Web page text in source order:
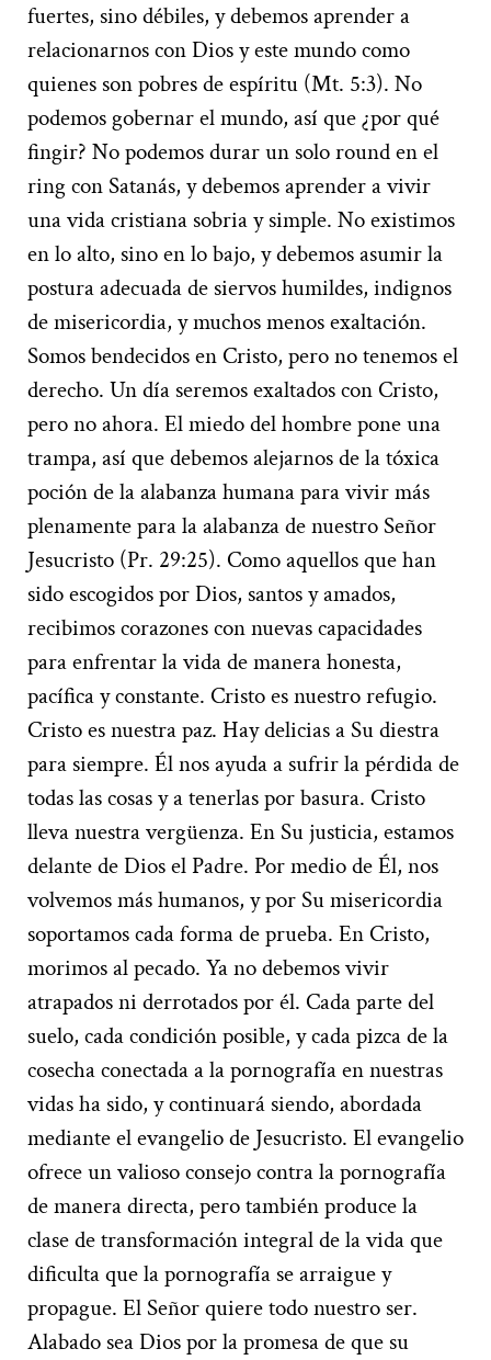
fuertes, sino débiles, y debemos aprender a
relacionarnos con Dios y este mundo como
quienes son pobres de espíritu (Mt. 5:3). No
podemos gobernar el mundo, así que ¿por qué
fingir? No podemos durar un solo round en el
ring con Satanás, y debemos aprender a vivir
una vida cristiana sobria y simple. No existimos
en lo alto, sino en lo bajo, y debemos asumir la
postura adecuada de siervos humildes, indignos
de misericordia, y muchos menos exaltación.
Somos bendecidos en Cristo, pero no tenemos el
derecho. Un día seremos exaltados con Cristo,
pero no ahora. El miedo del hombre pone una
trampa, así que debemos alejarnos de la tóxica
poción de la alabanza humana para vivir más
plenamente para la alabanza de nuestro Señor
Jesucristo (Pr. 29:25). Como aquellos que han
sido escogidos por Dios, santos y amados,
recibimos corazones con nuevas capacidades
para enfrentar la vida de manera honesta,
pacífica y constante. Cristo es nuestro refugio.
Cristo es nuestra paz. Hay delicias a Su diestra
para siempre. Él nos ayuda a sufrir la pérdida de
todas las cosas y a tenerlas por basura. Cristo
lleva nuestra vergüenza. En Su justicia, estamos
delante de Dios el Padre. Por medio de Él, nos
volvemos más humanos, y por Su misericordia
soportamos cada forma de prueba. En Cristo,
morimos al pecado. Ya no debemos vivir
atrapados ni derrotados por él. Cada parte del
suelo, cada condición posible, y cada pizca de la
cosecha conectada a la pornografía en nuestras
vidas ha sido, y continuará siendo, abordada
mediante el evangelio de Jesucristo. El evangelio
ofrece un valioso consejo contra la pornografía
de manera directa, pero también produce la
clase de transformación integral de la vida que
dificulta que la pornografía se arraigue y
propague. El Señor quiere todo nuestro ser.
Alabado sea Dios por la promesa de que su